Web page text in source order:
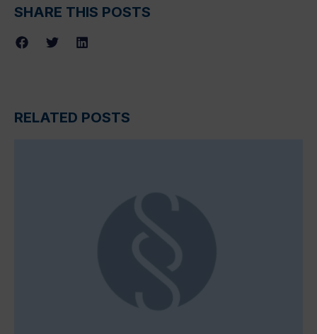
SHARE THIS POSTS
RELATED POSTS